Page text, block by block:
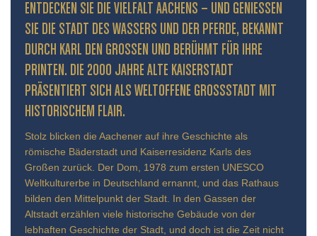
ENTDECKEN SIE DIE VIELFALT AACHENS – UND GENIESSEN S
IE DIE STADT DES WASSERS UND DER PFERDE, BEKANNT D
URCH KARL DEN GROSSEN UND BERÜHMT FÜR IHRE PR
INTEN. DIE 2000 JAHRE ALTE KAISERSTADT PR
ÄSENTIERT SICH ALS WELTOFFENE GROSSSTADT MIT HIS
TORISCHEM FLAIR.
Stolz blicken die Aachener auf ihre Geschichte als
römische Bäderstadt und Kaiserresidenz Karls des
Großen zurück. Der Dom, 1978 zum ersten UNESCO
Weltkulturerbe in Deutschland ernannt, und das Rathaus
bilden den Mittelpunkt der Stadt. In den Gassen der
Altstadt erzählen viele historische Gebäude von der
lebhaften Geschichte der Stadt, und doch ist die Zeit nicht